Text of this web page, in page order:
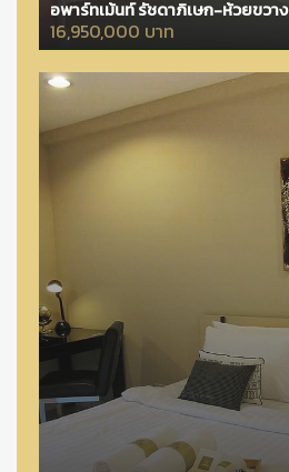
อพาร์ทเม้นท์ รัชดาภิเษก-ห้วยขวาง
16,950,000 บาท